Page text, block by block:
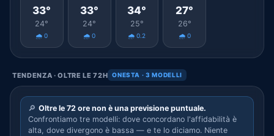
33°
24°
🌧️ 0
33°
24°
🌧️ 0
34°
25°
🌧️ 0.2
27°
26°
🌧️ 0
TENDENZA · OLTRE LE 72H ONESTA · 3 MODELLI
🔎 Oltre le 72 ore non è una previsione puntuale.
Confrontiamo tre modelli: dove concordano l'affidabilità è
alta, dove divergono è bassa — e te lo diciamo. Niente